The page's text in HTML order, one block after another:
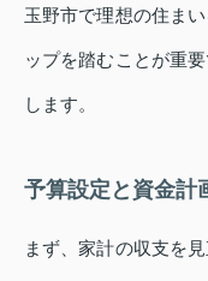
玉野市で理想の住ま
ップを踏むことが重
します。
予算設定と資金計
まず、家計の収支を